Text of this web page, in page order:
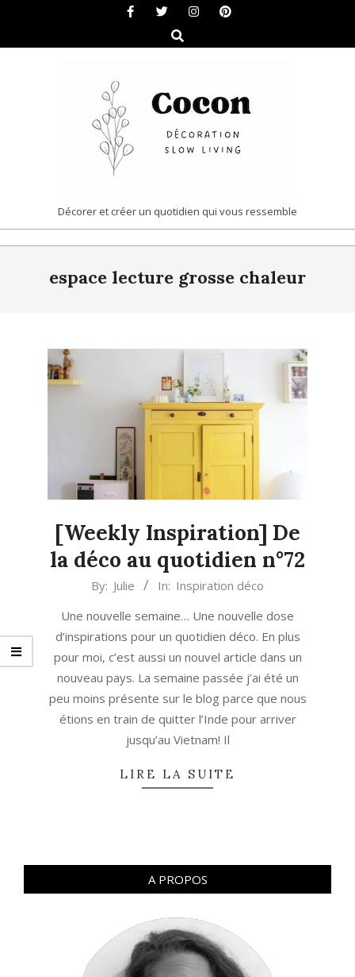
content
Search
COCON
|
DÉCORATION
LIVING
Décorer et créer un quotidien qui vous ressemble
Navigationespace lecture grosse chaleur
[Weekly Inspiration] De
la déco au quotidien n°72
By: Julie In: Inspiration déco
Une nouvelle semaine… Une nouvelle dose
d’inspirations pour un quotidien déco. En plus
pour moi, c’est aussi un nouvel article dans un
nouveau pays. La semaine passée j’ai été un
peu moins présente sur le blog parce que nous
étions en train de quitter l’Inde pour arriver
jusqu’au Vietnam! Il
LIRE LA SUITE
A PROPOS